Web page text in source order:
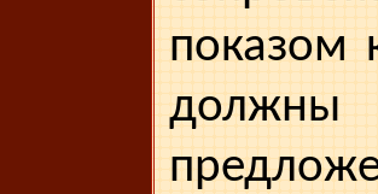
показом